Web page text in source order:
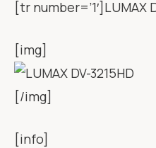
[tr number=’1′]LUMAX
[img]
[/img]
[info]